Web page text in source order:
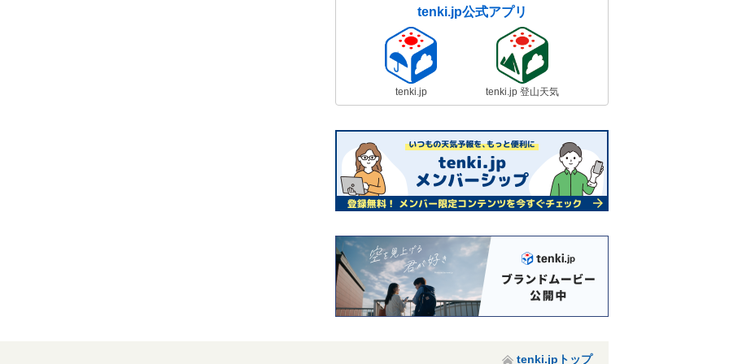
tenki.jp公式アプリ
tenki.jp tenki.jp 登山天気
tenki.jpトップ